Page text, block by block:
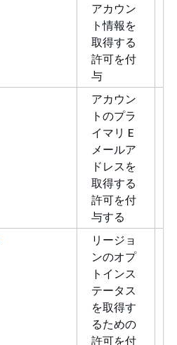
アカウン
ト情報を
取得する
許可を付
与
アカウン
トのプラ
イマリ E
メールア
ドレスを
取得する
許可を付
与する
リージョ
ンのオプ
トインス
テータス
を取得す
るための
許可を付